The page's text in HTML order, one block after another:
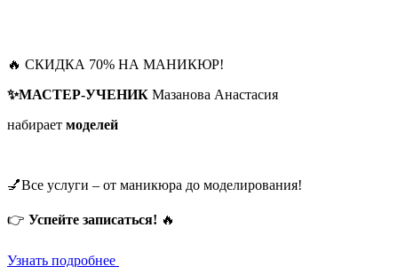
🔥 СКИДКА 70% НА МАНИКЮР!
✨МАСТЕР-УЧЕНИК Мазанова Анастасия
набирает моделей
💅Все услуги – от маникюра до моделирования!
👉 Успейте записаться! 🔥
Узнать подробнее